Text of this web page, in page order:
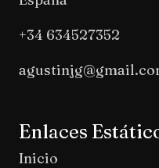
+34 634527352
Enlaces
Inicio